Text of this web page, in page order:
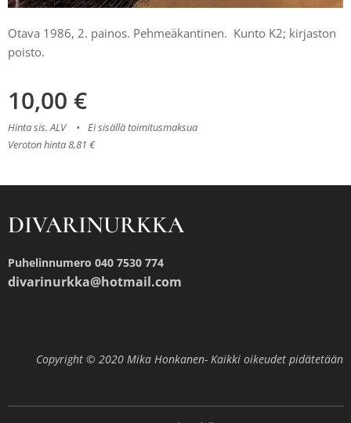
Otava 1986, 2. painos. Pehmeäkantinen. Kunto K2; kirjaston
poisto.
10,00 €
Hinta sis. ALV
Ei sisällä toimitusmaksua
Veroton hinta 8,81 €
DIVARINURKKA
Puhelinnumero 040 7530 774
divarinurkka@hotmail.com
Copyright © 2020 Mika Honkanen- Kaikki oikeudet pidätetään